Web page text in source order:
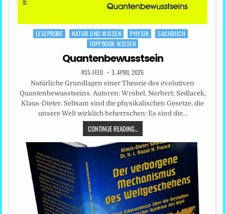
Posted
LESEPROBE NATUR UND WISSEN PHYSIK
SACHBUCH
TOPPBOOK WISSEN
Quantenbewusstsein
RSS-FEED 3. APRIL 2026
Natürliche Grundlagen einer Theorie des evolutiven
Quantenbewusstseins. Autoren: Wrobel, Norbert; Sedlacek,
Klaus-Dieter. Seltsam sind die physikalischen Gesetze, die
unsere Welt wirklich beherrschen: Es sind die…
CONTINUE READING...